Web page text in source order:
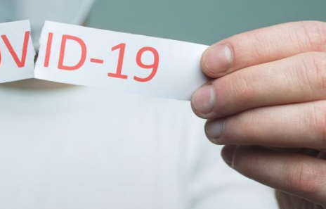
igru od 21 godine, kao i desetke drugih vrsta internetskog
igra snažni bazen od 100,000 dolara-sto tisuća dolara i